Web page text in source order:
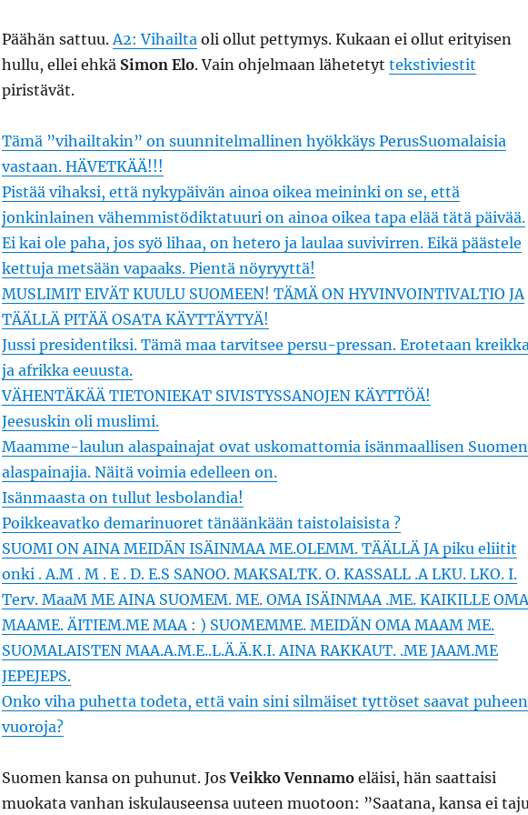
Päähän sattuu. A2: Vihailta oli ollut pettymys. Kukaan ei ollut erityisen
hullu, ellei ehkä Simon Elo. Vain ohjelmaan lähetetyt tekstiviestit
piristävät.
Tämä ”vihailtakin” on suunnitelmallinen hyökkäys PerusSuomalaisia
vastaan. HÄVETKÄÄ!!!
Pistää vihaksi, että nykypäivän ainoa oikea meininki on se, että
jonkinlainen vähemmistödiktatuuri on ainoa oikea tapa elää tätä päivää.
Ei kai ole paha, jos syö lihaa, on hetero ja laulaa suvivirren. Eikä päästele
kettuja metsään vapaaks. Pientä nöyryyttä!
MUSLIMIT EIVÄT KUULU SUOMEEN! TÄMÄ ON HYVINVOINTIVALTIO JA
TÄÄLLÄ PITÄÄ OSATA KÄYTTÄYTYÄ!
Jussi presidentiksi. Tämä maa tarvitsee persu-pressan. Erotetaan
ja afrikka eeuusta.
VÄHENTÄKÄÄ TIETONIEKAT SIVISTYSSANOJEN KÄYTTÖÄ!
Jeesuskin oli muslimi.
Maamme-laulun alaspainajat ovat uskomattomia isänmaallisen Suomen
alaspainajia. Näitä voimia edelleen on.
Isänmaasta on tullut lesbolandia!
Poikkeavatko demarinuoret tänäänkään taistolaisista ?
SUOMI ON AINA MEIDÄN ISÄINMAA ME.OLEMM. TÄÄLLÄ JA piku eliitit
onki . A.M . M . E . D. E.S SANOO. MAKSALTK. O. KASSALL .A LKU. LKO. I.
Terv. MaaM ME AINA SUOMEM. ME. OMA ISÄINMAA .ME. KAIKILLE OMA
MAAME. ÄITIEM.ME MAA : ) SUOMEMME. MEIDÄN OMA MAAM ME.
SUOMALAISTEN MAA.A.M.E..L.Ä.Ä.K.I. AINA RAKKAUT. .ME JAAM.ME
JEPEJEPS.
Onko viha puhetta todeta, että vain sini silmäiset tyttöset saavat puheen
vuoroja?
Suomen kansa on puhunut. JosVeikko Vennamoeläisi, hän saattaisi
muokata vanhan iskulauseensa uuteen muotoon: ”Saatana, kansa ei